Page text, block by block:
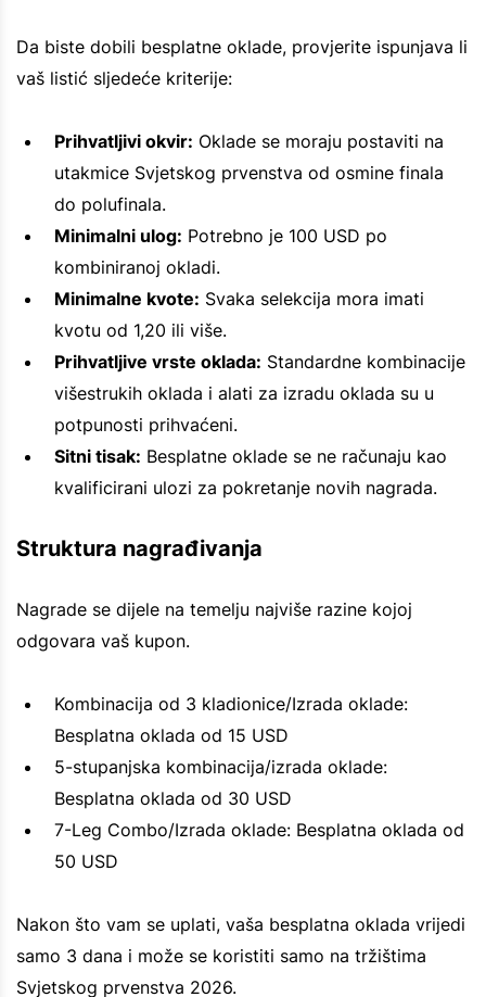
Da biste dobili besplatne oklade, provjerite ispunjava li
vaš listić sljedeće kriterije:
Prihvatljivi okvir: Oklade se moraju postaviti na
utakmice Svjetskog prvenstva od osmine finala
do polufinala.
Minimalni ulog: Potrebno je 100 USD po
kombiniranoj okladi.
Minimalne kvote: Svaka selekcija mora imati
kvotu od 1,20 ili više.
Prihvatljive vrste oklada: Standardne kombinacije
višestrukih oklada i alati za izradu oklada su u
potpunosti prihvaćeni.
Sitni tisak: Besplatne oklade se ne računaju kao
kvalificirani ulozi za pokretanje novih nagrada.
Struktura nagrađivanja
Nagrade se dijele na temelju najviše razine kojoj
odgovara vaš kupon.
Kombinacija od 3 kladionice/Izrada oklade:
Besplatna oklada od 15 USD
5-stupanjska kombinacija/izrada oklade:
Besplatna oklada od 30 USD
7-Leg Combo/Izrada oklade: Besplatna oklada od
50 USD
Nakon što vam se uplati, vaša besplatna oklada vrijedi
samo 3 dana i može se koristiti samo na tržištima
Svjetskog prvenstva 2026.